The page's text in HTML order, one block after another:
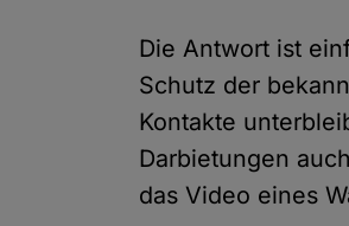
Die Antwort ist
Schutz der
Kontakte
Darbietungen
das Video eines